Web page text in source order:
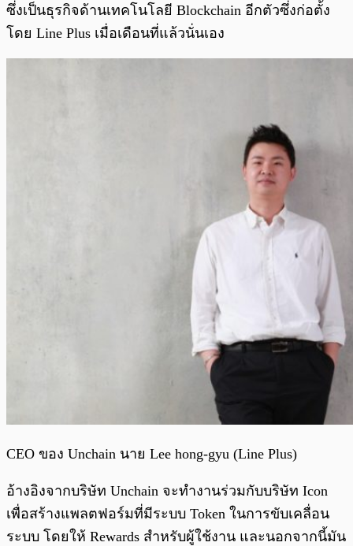
ซึ่งเป็นธุรกิจด้านเทคโนโลยี Blockchain อีกตัวซึ่งก่อตั้ง
โดย Line Plus เมื่อเดือนที่แล้วนั่นเอง
CEO ของ Unchain นาย Lee hong-gyu (Line Plus)
อ้างอิงจากบริษัท Unchain จะทำงานร่วมกับบริษัท Icon
เพื่อสร้างแพลตฟอร์มที่มีระบบ Token ในการขับเคลื่อน
ระบบ โดยให้ Rewards สำหรับผู้ใช้งาน และนอกจากนี้มัน